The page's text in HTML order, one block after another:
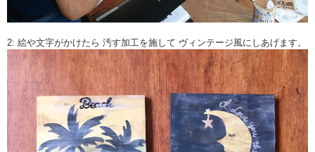
2: 絵や文字がかけたら 汚す加工を施して ヴィンテージ風にしあげます。